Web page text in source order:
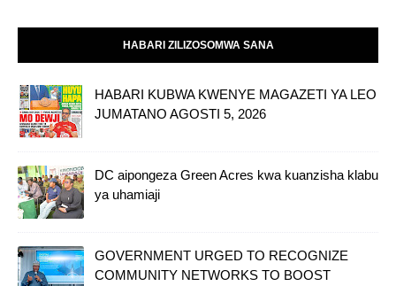
HABARI ZILIZOSOMWA SANA
HABARI KUBWA KWENYE MAGAZETI YA LEO
JUMATANO AGOSTI 5, 2026
DC aipongeza Green Acres kwa kuanzisha klabu
ya uhamiaji
GOVERNMENT URGED TO RECOGNIZE
COMMUNITY NETWORKS TO BOOST